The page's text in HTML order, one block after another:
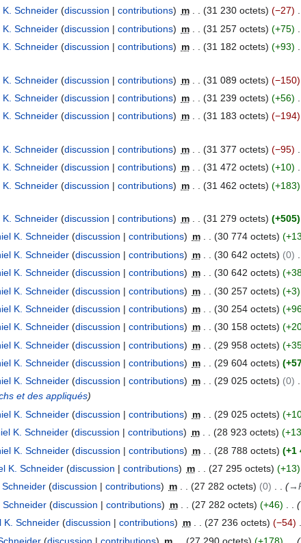
K. Schneider discussion contributions m 31 230 octets −27
K. Schneider discussion contributions m 31 257 octets +75
K. Schneider discussion contributions m 31 182 octets +93
K. Schneider discussion contributions m 31 089 octets −150
K. Schneider discussion contributions m 31 239 octets +56
K. Schneider discussion contributions m 31 183 octets −194
K. Schneider discussion contributions m 31 377 octets −95
K. Schneider discussion contributions m 31 472 octets +10
K. Schneider discussion contributions m 31 462 octets +183
K. Schneider discussion contributions m 31 279 octets +505
K. Schneider discussion contributions m 30 774 octets
K. Schneider discussion contributions m 30 642 octets 0
K. Schneider discussion contributions m 30 642 octets
K. Schneider discussion contributions m 30 257 octets +3
K. Schneider discussion contributions m 30 254 octets
K. Schneider discussion contributions m 30 158 octets
K. Schneider discussion contributions m 29 958 octets
K. Schneider discussion contributions m 29 604 octets
K. Schneider discussion contributions m 29 025 octets 0
et des appliqués
K. Schneider discussion contributions m 29 025 octets
K. Schneider discussion contributions m 28 923 octets
K. Schneider discussion contributions m 28 788 octets +1
K. Schneider discussion contributions m 27 295 octets +13
Schneider discussion contributions m 27 282 octets 0 →
Schneider discussion contributions m 27 282 octets +46
K. Schneider discussion contributions m 27 236 octets −54
discussion contributions m 27 290 octets +178